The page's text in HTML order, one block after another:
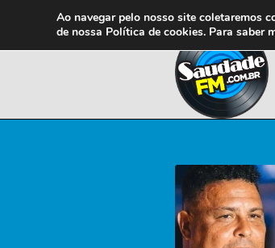
Ao navegar pelo nosso site coletaremos
de nossa Política de cookies. Para saber